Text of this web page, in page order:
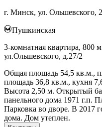
г. Минск, ул. Ольшевского,
Пушкинская
3-комнатная квартира, 800
ул.Ольшевского, д.27/2
Общая площадь 54,5 кв.м.,
площадь 36,8 кв.м., кухня
Высота 2,50 м. Открытый
панельного дома 1971 г.п.
Парковка во дворе. В 2017
дома. Дом утеплен.